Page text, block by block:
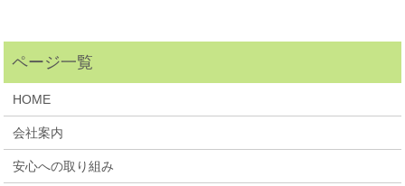
HOME
会社案内
安心への取り組み